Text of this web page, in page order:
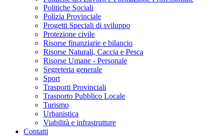
Politiche Sociali
Polizia Provinciale
Progetti Speciali di sviluppo
Protezione civile
Risorse finanziarie e bilancio
Risorse Naturali, Caccia e Pesca
Risorse Umane - Personale
Segreteria generale
Sport
Trasporti Provinciali
Trasporto Pubblico Locale
Turismo
Urbanistica
Viabilità e infrastrutture
Contatti